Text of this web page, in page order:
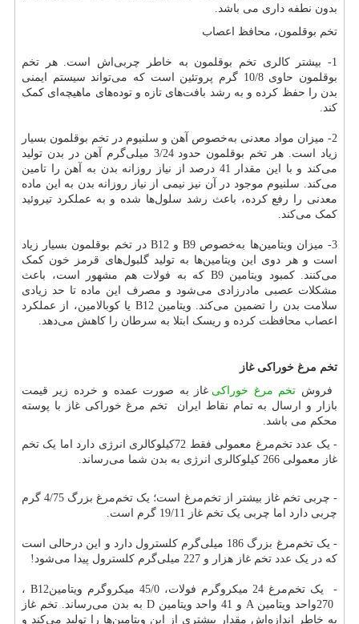
بدون نطفه داری می باشد.
تخم بوقلمون، محافظ اعصاب
1- بیشتر کالری تخم بوقلمون به خاطر چربی‌اش است. هر تخم
بوقلمون حاوی 10/8 گرم پروتئین است که می‌تواند سیستم ایمنی
بدن را حفظ کرده و به رشد بافت‌های تازه و توده‌های ماهیچه‌ای کمک
کند.
2- میزان مواد معدنی به‌خصوص آهن و سلنیوم در تخم بوقلمون بسیار
زیاد است. هر تخم بوقلمون حدود 3/24 میلی‌گرم آهن در بدن تولید
می‌کند و با این مقدار 41 درصد از نیاز روزانه بدن به آهن را تامین
می‌کند. سلنیوم موجود در آن نیز نیمی از نیاز روزانه بدن به این ماده
معدنی را رفع کرده، باعث رشد سلول‌ها شده و به عملکرد تیروئید
کمک می‌کند
3- میزان ویتامین‌ها به‌خصوص B9 و B12در تخم بوقلمون بسیار زیاد
است و هر دوی این ویتامین‌ها به تولید گلبول‌های قرمز خون کمک
می‌کنند. کمبود ویتامین B9 که به فولات هم مشهور است، باعث
مشکلات عصبی مادرزادی می‌شود و مصرف این ماده تا حد زیادی
سلامت بدن را تضمین می‌کند. ویتامین B12 یا کوبالامین، از عملکرد
اعصاب محافظت کرده و ریسک ابتلا به سرطان را کاهش می‌دهد.
تخم مرغ خوراکی غاز
فروش تخم مرغ خوراکی غاز به صورت عمده و خرده زیر قیمت
بازار و ارسال به تمام نقاط ایران تخم مرغ خوراکی غاز با پوسته
محکم می باشد.
- یک عدد تخم‌مرغ معمولی فقط 72کیلوکالری انرژی دارد اما یک تخم
غاز معمولی 266 کیلوکالری انرژی به بدن شما می‌رساند.
- چربی تخم غاز بیشتر از تخم‌مرغ است؛ یک تخم‌مرغ بزرگ 4/75 گرم
چربی دارد اما چربی یک تخم غاز 19/11 گرم است.
- یک تخم‌مرغ بزرگ 186 میلی‌گرم کلسترول دارد و این درحالی است
که در یک عدد تخم غاز هزار و 227 میلی‌گرم کلسترول پیدا می‌شود
!
- یک تخم‌مرغ 24 میکروگرم فولات، 45/0 میکروگرم ویتامین B12 ،
270واحد ویتامین A و 41 واحد ویتامین D به بدن می‌رساند. تخم غاز
به خاطر اندازه‌اش مقدار بیشتری از این ویتامین‌ها را تولید می‌کند و